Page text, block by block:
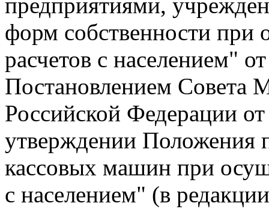
форм собственности при
расчетов с населением"
Постановлением Совета
Российской Федерации
утверждении Положения
кассовых машин при
с населением" (в